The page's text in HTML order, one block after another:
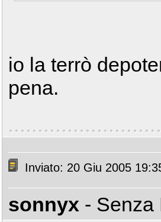
io la terrò
pena.
Inviato: 20 Giu 2005
sonnyx - Senza